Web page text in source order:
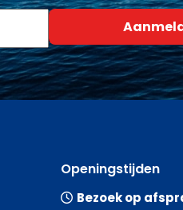
Openingstijden
Bezoek op